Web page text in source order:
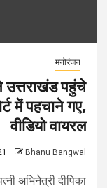
मनोरंजन
उत्तराखंड पहुंचे
में पहचाने गए,
वीडियो वायरल
Bhanu Bangwal
अभिनेत्री दीपिका